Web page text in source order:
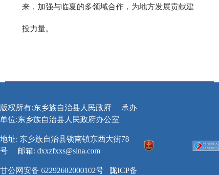
来，加强与临夏的多领域合作，为地方发展贡献建
投力量。
版权所有:东乡族自治县人民政府
承办
单位:东乡族自治县人民政府办公室
地址: 东乡族自治县锁南镇东西大街78
号
邮箱: dxxzfxxs@sina.com
甘公网安备 62292602000102号
陇ICP备